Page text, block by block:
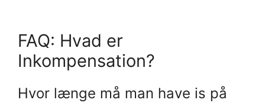
FAQ: Hvad er
Inkompensation?
Hvor længe må man have is på